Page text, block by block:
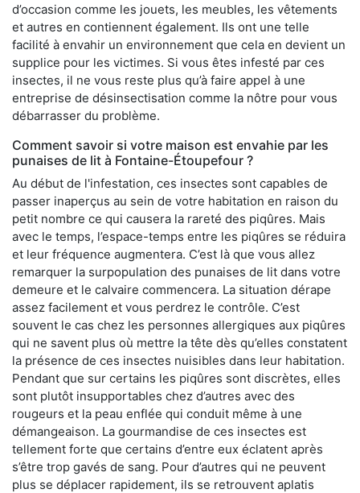
d’occasion comme les jouets, les meubles, les vêtements
et autres en contiennent également. Ils ont une telle
facilité à envahir un environnement que cela en devient un
supplice pour les victimes. Si vous êtes infesté par ces
insectes, il ne vous reste plus qu’à faire appel à une
entreprise de désinsectisation comme la nôtre pour vous
débarrasser du problème.
Comment savoir si votre maison est envahie par les
punaises de lit à Fontaine-Étoupefour ?
Au début de l'infestation, ces insectes sont capables de
passer inaperçus au sein de votre habitation en raison du
petit nombre ce qui causera la rareté des piqûres. Mais
avec le temps, l’espace-temps entre les piqûres se réduira
et leur fréquence augmentera. C’est là que vous allez
remarquer la surpopulation des punaises de lit dans votre
demeure et le calvaire commencera. La situation dérape
assez facilement et vous perdrez le contrôle. C’est
souvent le cas chez les personnes allergiques aux piqûres
qui ne savent plus où mettre la tête dès qu’elles constatent
la présence de ces insectes nuisibles dans leur habitation.
Pendant que sur certains les piqûres sont discrètes, elles
sont plutôt insupportables chez d’autres avec des
rougeurs et la peau enflée qui conduit même à une
démangeaison. La gourmandise de ces insectes est
tellement forte que certains d’entre eux éclatent après
s’être trop gavés de sang. Pour d’autres qui ne peuvent
plus se déplacer rapidement, ils se retrouvent aplatis